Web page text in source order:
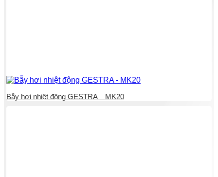
Bẫy hơi nhiệt động GESTRA – MK20